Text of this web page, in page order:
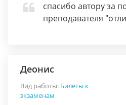
спасибо автору за
преподавателя
Деонис
Вид работы: Билеты к
экзаменам